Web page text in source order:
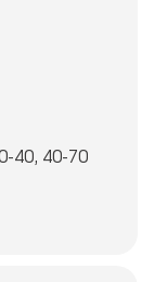
40, 40-70